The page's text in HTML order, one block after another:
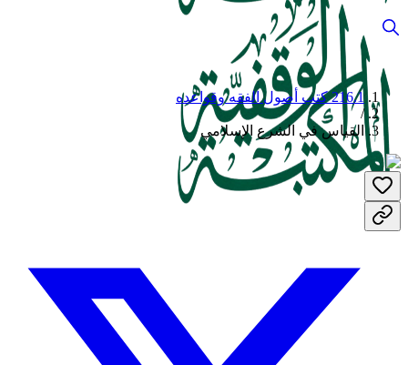
216.1 كتب أصول الفقه وقواعده
/
القياس في الشرع الإسلامي